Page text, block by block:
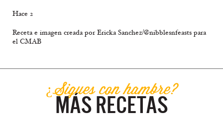
Hace 2
Receta e imagen creada por Ericka Sanchez/@nibblesnfeasts para
el CMAB
¿Sigues con hambre?
MÁS RECETAS